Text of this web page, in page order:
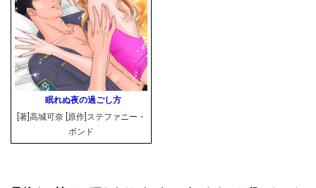
眠れぬ夜の過ごし方
[著]高城可奈 [原作]ステファニー・
ボンド